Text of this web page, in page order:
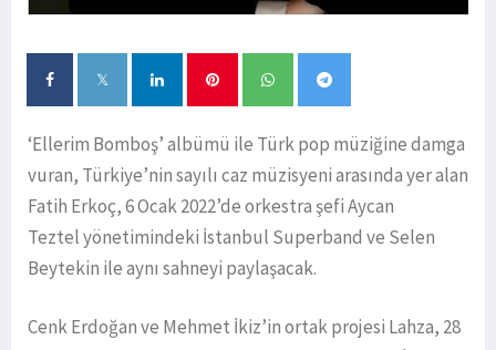
‘Ellerim Bomboş’ albümü ile Türk pop müziğine damga
vuran, Türkiye’nin sayılı caz müzisyeni arasında yer alan
Fatih Erkoç, 6 Ocak 2022’de orkestra şefi Aycan
Teztel yönetimindeki İstanbul Superband ve Selen
Beytekin ile aynı sahneyi paylaşacak.
Cenk Erdoğan ve Mehmet İkiz’in ortak projesi Lahza, 28